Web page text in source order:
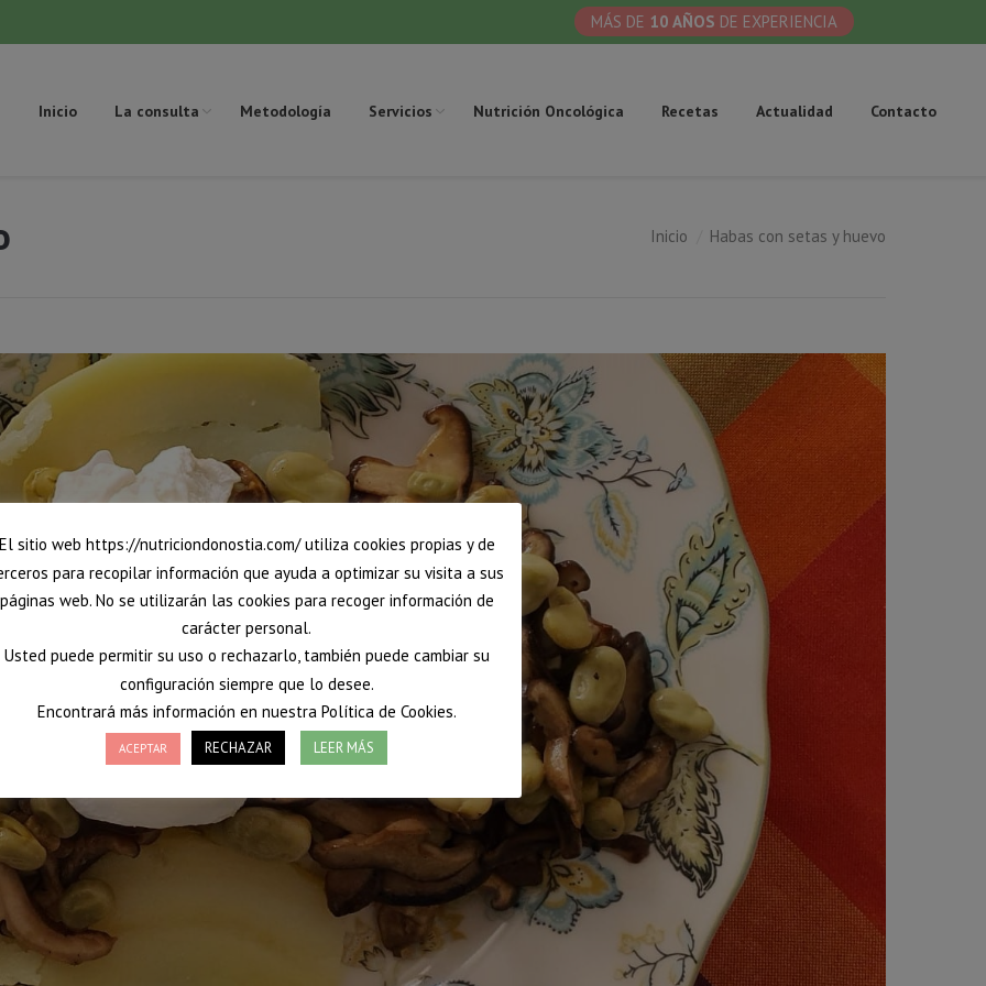
MÁS DE 10 AÑOS DE EXPERIENCIA
Inicio La consulta Metodología Servicios Nutrición Oncológica Recetas Actualidad Contacto
Inicio Habas con setas y huevo
sitio web https://nutriciondonostia.com/ utiliza cookies propias y de
para recopilar información que ayuda a optimizar su visita a sus
páginas web. No se utilizarán las cookies para recoger información de
carácter personal.
Usted puede permitir su uso o rechazarlo, también puede cambiar su
configuración siempre que lo desee.
Encontrará más información en nuestra Política de Cookies.
ACEPTAR RECHAZAR LEER MÁS